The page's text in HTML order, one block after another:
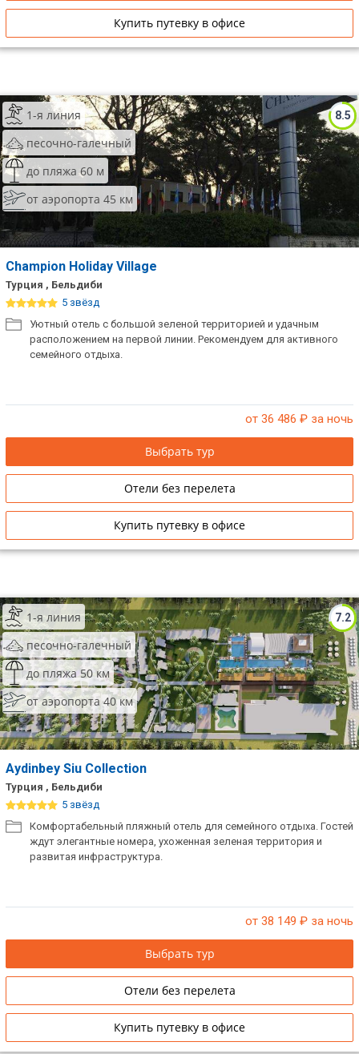
Купить путевку в офисе
8.5
1-я линия
песочно-галечный
до пляжа 60 м
от аэропорта 45 км
Champion Holiday Village
Турция , Бельдиби
5 звёзд
Уютный отель с большой зеленой территорией и удачным
расположением на первой линии. Рекомендуем для активного
семейного отдыха.
от 36 486 ₽ за ночь
Выбрать тур
Отели без перелета
Купить путевку в офисе
7.2
1-я линия
песочно-галечный
до пляжа 50 км
от аэропорта 40 км
Aydinbey Siu Collection
Турция , Бельдиби
5 звёзд
Комфортабельный пляжный отель для семейного отдыха. Гостей
ждут элегантные номера, ухоженная зеленая территория и
развитая инфраструктура.
от 38 149 ₽ за ночь
Выбрать тур
Отели без перелета
Купить путевку в офисе